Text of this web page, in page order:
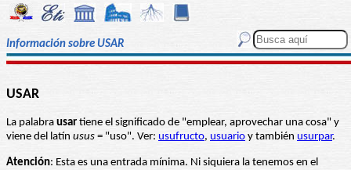
Información sobre USAR
USAR
La palabra usar tiene el significado de "emplear, aprovechar una cosa" y
viene del latín usus = "uso". Ver: usufructo, usuario y también usurpar.
Atención: Esta es una entrada mínima. Ni siquiera la tenemos en el